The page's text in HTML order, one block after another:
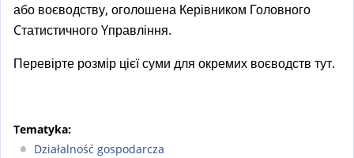
або воєводству, оголошена Керівником Головного
Cтатистичного Yправління.
Перевірте розмір цієї суми для окремих воєводств тут.
Tematyka:
Działalność gospodarcza